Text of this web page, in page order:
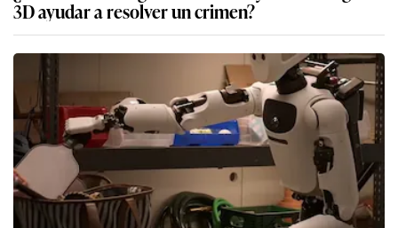
3D ayudar a resolver un crimen?